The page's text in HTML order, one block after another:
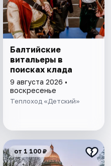
Балтийские
витальеры в
поисках клада
9 августа 2026 •
воскресенье
Теплоход «Детский»
от 1 100 ₽